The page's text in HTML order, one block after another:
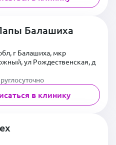
Балашиха
г Балашиха, мкр
ул Рождественская, д
в клинику